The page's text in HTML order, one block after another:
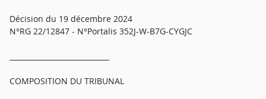
Décision du 19 décembre 2024
N°RG 22/12847 - N°Portalis 352J-W-B7G-CYGJC
COMPOSITION DU TRIBUNAL